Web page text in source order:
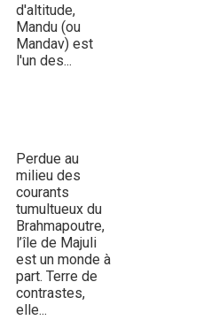
d'altitude,
Mandu (ou
Mandav) est
l'un des...
Perdue au
milieu des
courants
tumultueux du
Brahmapoutre,
l’île de Majuli
est un monde à
part. Terre de
contrastes,
elle...